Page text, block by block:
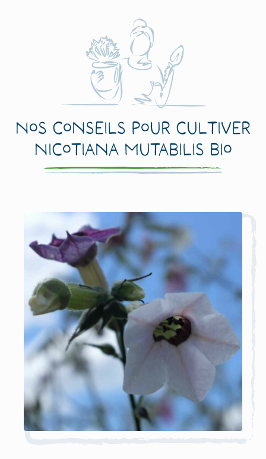
Nos conseils pour cultiver
Nicotiana mutabilis Bio